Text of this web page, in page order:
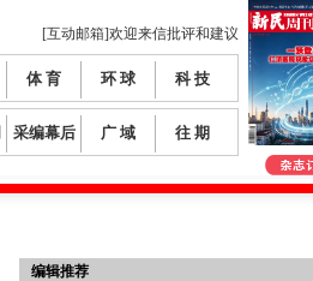
[互动邮箱]欢迎来信批评和建议
体 育 环 球 科 技
采编幕后 广 域 往 期
编辑推荐